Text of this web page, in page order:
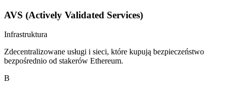
AVS (Actively Validated Services)
Infrastruktura
Zdecentralizowane usługi i sieci, które kupują bezpieczeństwo
bezpośrednio od stakerów Ethereum.
B